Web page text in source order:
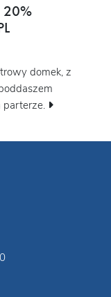
20%
domek, z
parterze.